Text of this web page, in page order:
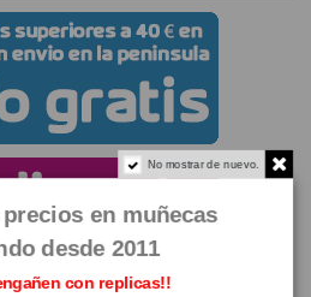
No mostrar de nuevo.
en muñecas
desde 2011
con replicas!!